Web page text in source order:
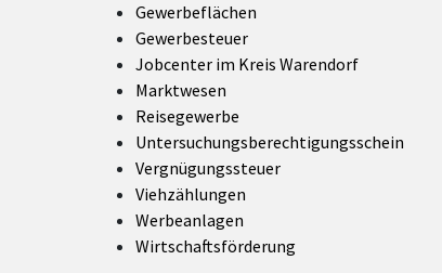
Gewerbeflächen
Gewerbesteuer
Jobcenter im Kreis Warendorf
Marktwesen
Reisegewerbe
Untersuchungsberechtigungsschein
Vergnügungssteuer
Viehzählungen
Werbeanlagen
Wirtschaftsförderung